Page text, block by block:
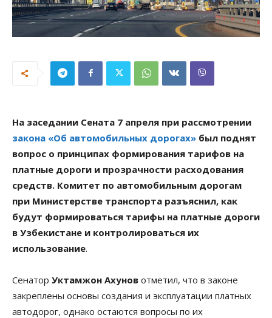
На заседании Сената 7 апреля при рассмотрении
закона «Об автомобильных дорогах» был поднят
вопрос о принципах формирования тарифов на
платные дороги и прозрачности расходования
средств. Комитет по автомобильным дорогам
при Министерстве транспорта разъяснил, как
будут формироваться тарифы на платные дороги
в Узбекистане и контролироваться их
использование.
Сенатор Уктамжон Ахунов отметил, что в законе
закреплены основы создания и эксплуатации платных
автодорог, однако остаются вопросы по их